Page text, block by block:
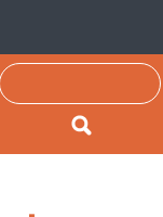
Pesquisar